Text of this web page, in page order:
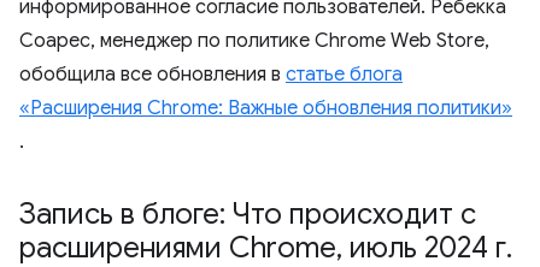
информированное согласие пользователей. Ребекка
Соарес, менеджер по политике Chrome Web Store,
обобщила все обновления в статье блога
«Расширения Chrome: Важные обновления политики»
.
Запись в блоге: Что происходит с
расширениями Chrome, июль 2024 г.